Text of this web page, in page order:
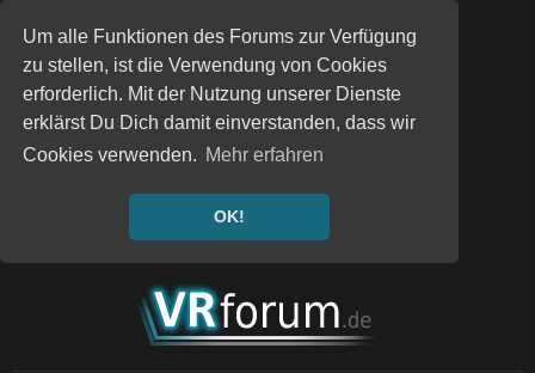
Um alle Funktionen des Forums zur Verfügung
zu stellen, ist die Verwendung von Cookies
erforderlich. Mit der Nutzung unserer Dienste
erklärst Du Dich damit einverstanden, dass wir
Cookies verwenden. Mehr erfahren
OK!